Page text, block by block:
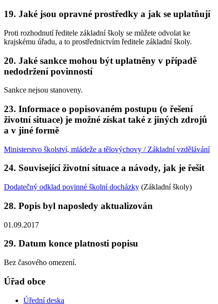
19. Jaké jsou opravné prostředky a jak se uplatňují
Proti rozhodnutí ředitele základní školy se můžete odvolat ke
krajskému úřadu, a to prostřednictvím ředitele základní školy.
20. Jaké sankce mohou být uplatněny v případě
nedodržení povinností
Sankce nejsou stanoveny.
23. Informace o popisovaném postupu (o řešení
životní situace) je možné získat také z jiných zdrojů
a v jiné formě
Ministerstvo školství, mládeže a tělovýchovy / Základní vzdělávání
24. Související životní situace a návody, jak je řešit
Dodatečný odklad povinné školní docházky (Základní školy)
28. Popis byl naposledy aktualizován
01.09.2017
29. Datum konce platnosti popisu
Bez časového omezení.
Úřad obce
Úřední deska